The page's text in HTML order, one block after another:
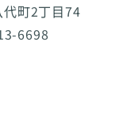
町2丁目74
6698